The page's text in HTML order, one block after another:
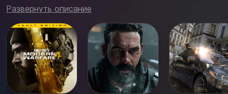
Набор операторов Hostile Alliance— 4 скина
операторов Special Forces— 4 скина операторов, пр...
Развернуть описание